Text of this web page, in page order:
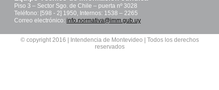
Piso 3 – Sector Sgo. de Chile – puerta nº 3028
Teléfono: [598 - 2] 1950, Internos: 1538 – 2265
Correo electrónico: info.normativa@imm.gub.uy
© copyright 2016 | Intendencia de Montevideo | Todos los derechos
reservados